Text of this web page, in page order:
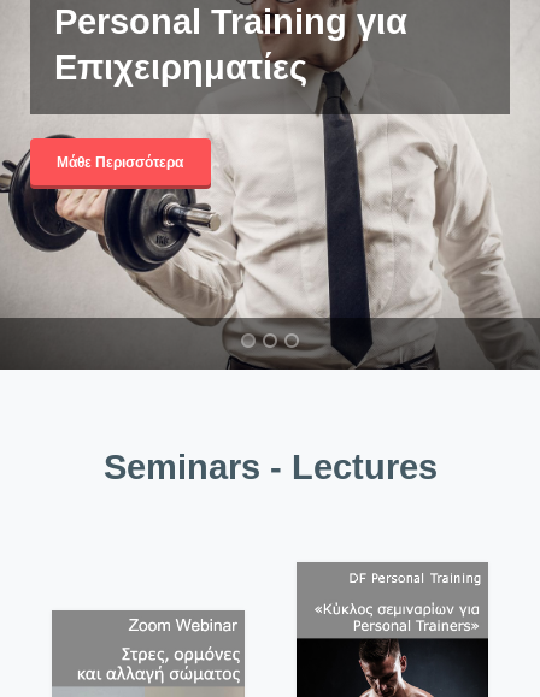
Personal Training για
Επιχειρηματίες
Μάθε Περισσότερα
Seminars - Lectures